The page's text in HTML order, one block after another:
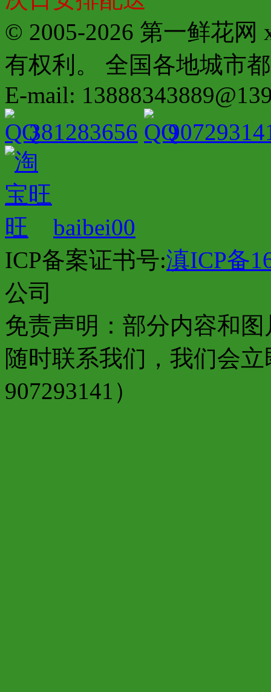
© 2005-2026 第一鲜花网
有权利。 全国各地城市
E-mail:
381283656
baibei00
ICP备案证书号:滇ICP备
公司
免责声明：部分内容和
随时联系我们，我们会
907293141）